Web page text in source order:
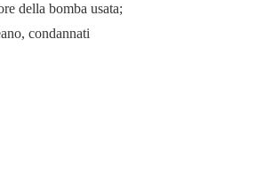
della bomba usata;
condannati